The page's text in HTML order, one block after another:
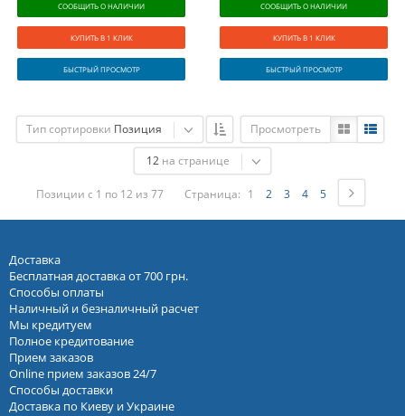
СООБЩИТЬ О НАЛИЧИИ
КУПИТЬ В 1 КЛИК
БЫСТРЫЙ ПРОСМОТР
СООБЩИТЬ О НАЛИЧИИ
КУПИТЬ В 1 КЛИК
БЫСТРЫЙ ПРОСМОТР
Тип сортировки Позиция Просмотреть
12 на странице
Позиции с 1 по 12 из 77 Страница: 1 2 3 4 5
Доставка
Бесплатная доставка от 700 грн.
Способы оплаты
Наличный и безналичный расчет
Мы кредитуем
Полное кредитование
Прием заказов
Online прием заказов 24/7
Способы доставки
Доставка по Киеву и Украине